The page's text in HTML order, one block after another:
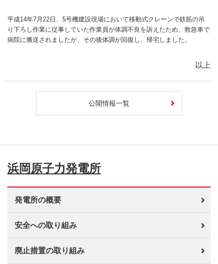
平成14年7月22日、5号機建設現場において移動式クレーンで鉄筋の吊
り下ろし作業に従事していた作業員が体調不良を訴えたため、救急車で
病院に搬送されましたが、その後体調が回復し、帰宅しました。
以上
公開情報一覧
浜岡原子力発電所
発電所の概要
安全への取り組み
廃止措置の取り組み